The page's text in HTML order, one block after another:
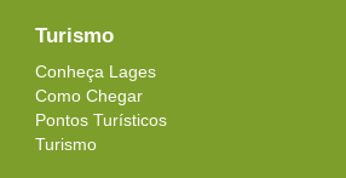
Turismo
Conheça Lages
Como Chegar
Pontos Turísticos
Turismo